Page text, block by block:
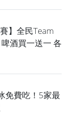
】全民Team
酒買一送一 各
免費吃！5家最